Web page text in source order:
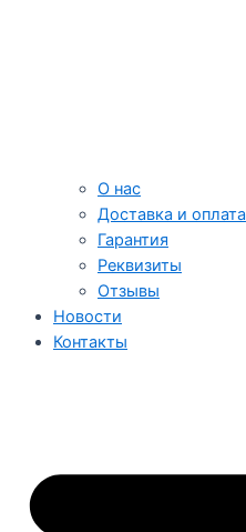
О нас
Доставка и оплата
Гарантия
Реквизиты
Отзывы
Новости
Контакты